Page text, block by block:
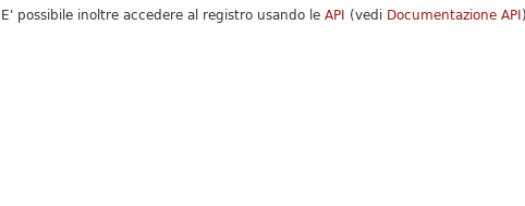
E' possibile inoltre accedere al registro usando le API (vedi Documentazione API